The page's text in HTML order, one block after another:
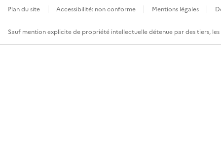
Plan du site Accessibilité: non conforme Mentions légales
Sauf mention explicite de propriété intellectuelle détenue par des tiers,